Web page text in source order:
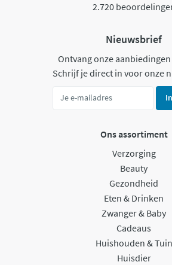
2.720
Nieuwsbrief
Ontvang onze aanbiedingen
Schrijf je direct in voor onze
Ons assortiment
Verzorging
Beauty
Gezondheid
Eten & Drinken
Zwanger & Baby
Cadeaus
Huishouden & Tuin
Huisdier